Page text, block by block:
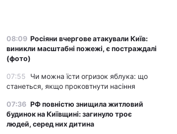
08:09 Росіяни вчергове атакували Київ:
виникли масштабні пожежі, є постраждалі
(фото)
07:55
Чи можна їсти огризок яблука: що
станеться, якщо проковтнути насіння
07:36 РФ повністю знищила житловий
будинок на Київщині: загинуло троє
людей, серед них дитина